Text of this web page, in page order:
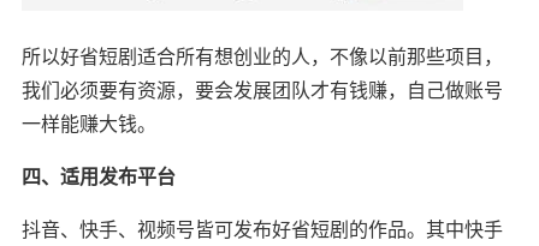
所以好省短剧适合所有想创业的人，不像以前那些项目，
我们必须要有资源，要会发展团队才有钱赚，自己做账号
一样能赚大钱。
四、适用发布平台
抖音、快手、视频号皆可发布好省短剧的作品。其中快手